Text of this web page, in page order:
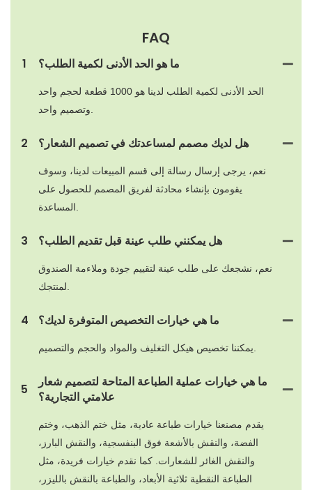
FAQ
1 ما هو الحد الأدنى لكمية الطلب؟
الحد الأدنى لكمية الطلب لدينا هو 1000 قطعة لحجم واحد
2 هل لديك مصمم لمساعدتك في تصميم الشعار؟
نعم، يرجى إرسال رسالة إلى قسم المبيعات لدينا، وسوف
يقومون بإنشاء محادثة لفريق المصمم للحصول على
3 هل يمكنني طلب عينة قبل تقديم الطلب؟
نعم، نشجعك على طلب عينة لتقييم جودة وملاءمة الصندوق
4 ما هي خيارات التخصيص المتوفرة لديك؟
5
ما هي خيارات عملية الطباعة المتاحة لتصميم شعار
علامتي التجارية؟
يقدم مصنعنا خيارات طباعة عادية، مثل ختم الذهب، وختم
الفضة، والنقش بالأشعة فوق البنفسجية، والنقش البارز،
والنقش الغائر للشعارات. كما نقدم خيارات فريدة، مثل
الطباعة النقطية ثلاثية الأبعاد، والطباعة بالنقش بالليزر،